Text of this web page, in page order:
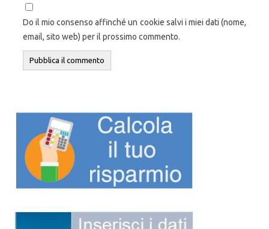
Do il mio consenso affinché un cookie salvi i miei dati (nome,
email, sito web) per il prossimo commento.